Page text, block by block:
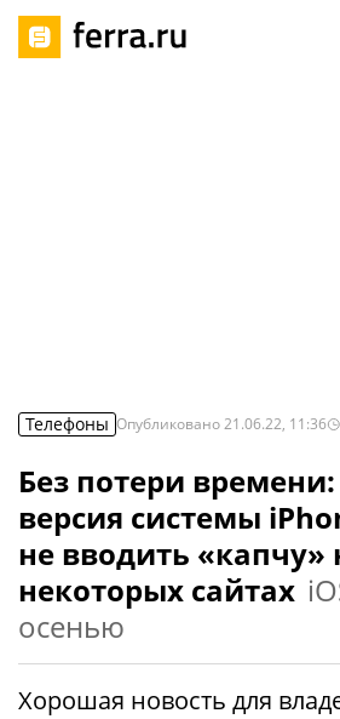
Телефоны Опубликовано21.06.22, 11:36
Без потери
версия системы
не вводить «капчу»
некоторых сайтах
осенью
Хорошая новость для